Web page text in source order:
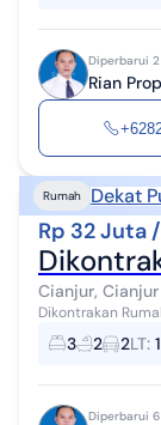
Diperbarui
Rian
Rumah Dekat
Rp 32 Juta
Cianjur, Cianjur
Dikontrakan Rumah
kamar mandi
3 2 2LT:
Diperbarui